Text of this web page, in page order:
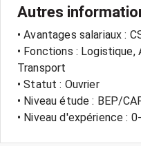
Autres
• Avantages salariaux :
• Fonctions : Logistique,
Transport
• Statut : Ouvrier
• Niveau étude : BEP/
• Niveau d'expérience :